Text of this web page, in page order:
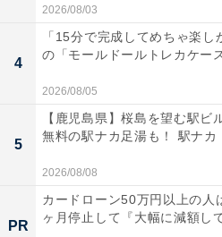
その後もずっと在庫なしにな
と、「そんなに人気なのかな
自身も興味が湧いてきてしま
日、カルディのお店に行って
並んでいたのです！ 500円近
ら目もくれないのですが、こ
てしまいました。そしてやっ
です。
2026/08/03
4
「15分で完成してめちゃ楽
の「モールドールトレカケー
2026/08/05
5
【鹿児島県】桜島を望む駅ビ
無料の駅ナカ足湯も！ 駅ナカ
2026/08/08
PR
カードローン50万円以上の人
ヶ月停止して『大幅に減額し